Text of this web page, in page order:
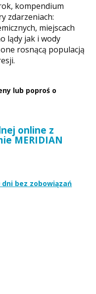
kompendium
zdarzeniach:
miejscach
lądy jak i wody
rosnącą populacją
lub poproś o
online z
MERIDIAN
dni bez zobowiązań